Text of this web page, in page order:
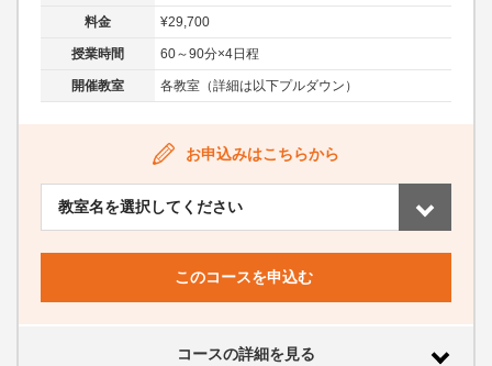
料金 ¥29,700
授業時間 60～90分×4日程
開催教室 各教室（詳細は以下プルダウン）
お申込みはこちらから
このコースを申込む
コースの詳細を見る